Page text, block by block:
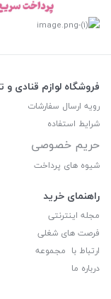
فروشگاه لوازم قنادی و
رویه ارسال سفارشات
شرایط استفاده
حریم خصوصی
شیوه های پرداخت
راهنمای خرید
مجله اینترنتی
فرصت های شغلی
ارتباط با مجموعه
درباره ما